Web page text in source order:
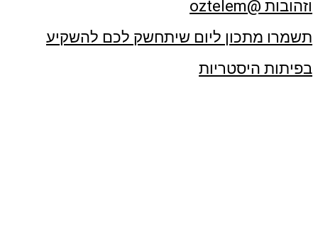
תשמרו מתכון ליום שיתחשק לכם להשקיע
בפיתות היסטריות